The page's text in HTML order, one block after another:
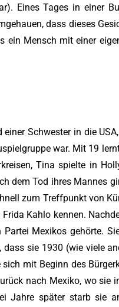
Eines Tages in einer
dass dieses
ein Mensch mit einer
Schwester in die
war. Mit 19
Tina spielte in
dem Tod ihres Mannes
zum Treffpunkt von
Kahlo kennen.
Mexikos gehörte.
sie 1930 (wie viele
mit Beginn des
nach Mexiko, wo sie
Jahre später starb sie